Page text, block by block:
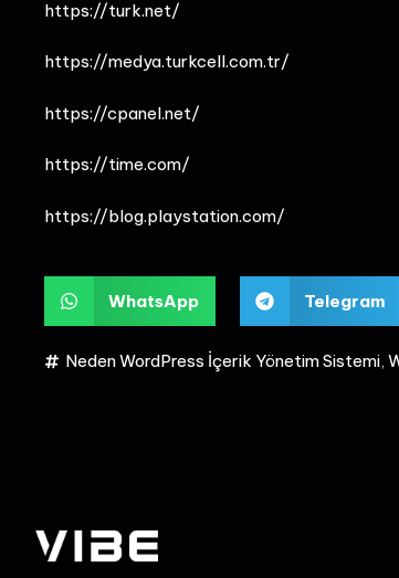
https://turk.net/
https://medya.turkcell.com.tr/
https://cpanel.net/
https://time.com/
https://blog.playstation.com/
WhatsApp Telegram
Neden WordPress İçerik Yönetim Sistemi,